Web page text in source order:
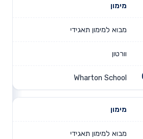
מימון
מבוא למימון תאגידי
וורטון
Wharton School
מימון
מבוא למימון תאגידי